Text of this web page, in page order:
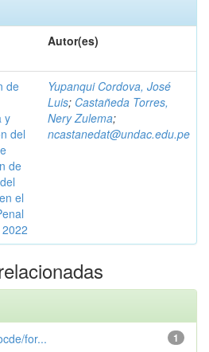
Autor(es)
de
y
del
de
el
Yupanqui Cordova, José
Luis; Castañeda Torres,
Nery Zulema;
ncastanedat@undac.edu.pe
1
for...